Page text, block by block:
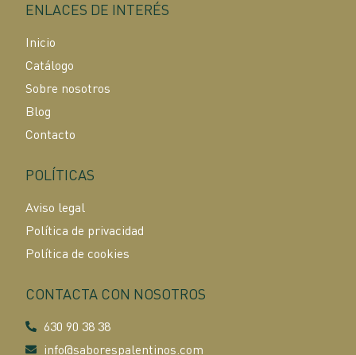
ENLACES DE INTERÉS
Inicio
Catálogo
Sobre nosotros
Blog
Contacto
POLÍTICAS
Aviso legal
Política de privacidad
Política de cookies
CONTACTA CON NOSOTROS
630 90 38 38
info@saborespalentinos.com